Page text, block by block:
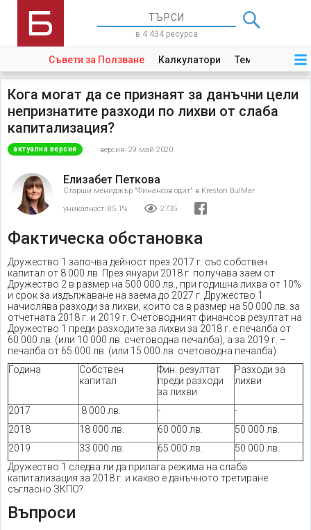
в 4 434 ресурса
Съвети за Ползване Калкулатори Теми Закони
Кога могат да се признаят за данъчни цели
непризнатите разходи по лихви от слаба
капитализация?
актуална версия версия: 29 май 2020
Елизабет Петкова
Старши мениджър "Финансов одит" в Kreston BulMar
уникалност: 85.1% 2735
Фактическа обстановка
Дружество 1 започва дейност през 2017 г. със собствен
капитал от 8 000 лв. През януари 2018 г. получава заем от
Дружество 2 в размер на 500 000 лв., при годишна лихва от 10%
и срок за издължаване на заема до 2027 г. Дружество 1
начислява разходи за лихви, които са в размер на 50 000 лв. за
отчетната 2018 г. и 2019 г. Счетоводният финансов резултат на
Дружество 1 преди разходите за лихви за 2018 г. е печалба от
60 000 лв. (или 10 000 лв. счетоводна печалба), а за 2019 г. –
печалба от 65 000 лв. (или 15 000 лв. счетоводна печалба).
Година
Собствен
капитал
Фин. резултат
преди разходи
за лихви
Разходи за
лихви
2017 8 000 лв. -
-
2018
18 000 лв. 60 000 лв.
50 000 лв.
2019
33 000 лв. 65 000 лв.
50 000 лв.
Дружество 1 следва ли да прилага режима на слаба
капитализация за 2018 г. и какво е данъчното третиране
съгласно ЗКПО?
Въпроси